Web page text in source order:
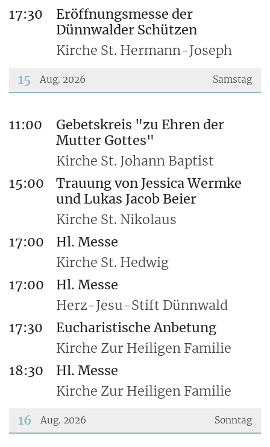
???msg.page.sr.date??? 14. August 2026
17:30
Eröffnungsmesse der
Dünnwalder Schützen
Kirche St. Hermann-Joseph
Samstag
15 Aug. 2026
???msg.page.sr.date??? 15. August 2026
11:00
Gebetskreis "zu Ehren der
Mutter Gottes"
Kirche St. Johann Baptist
15:00
Trauung von Jessica Wermke
und Lukas Jacob Beier
Kirche St. Nikolaus
17:00
Hl. Messe
Kirche St. Hedwig
17:00
Hl. Messe
Herz-Jesu-Stift Dünnwald
17:30
Eucharistische Anbetung
Kirche Zur Heiligen Familie
18:30
Hl. Messe
Kirche Zur Heiligen Familie
Sonntag
16 Aug. 2026